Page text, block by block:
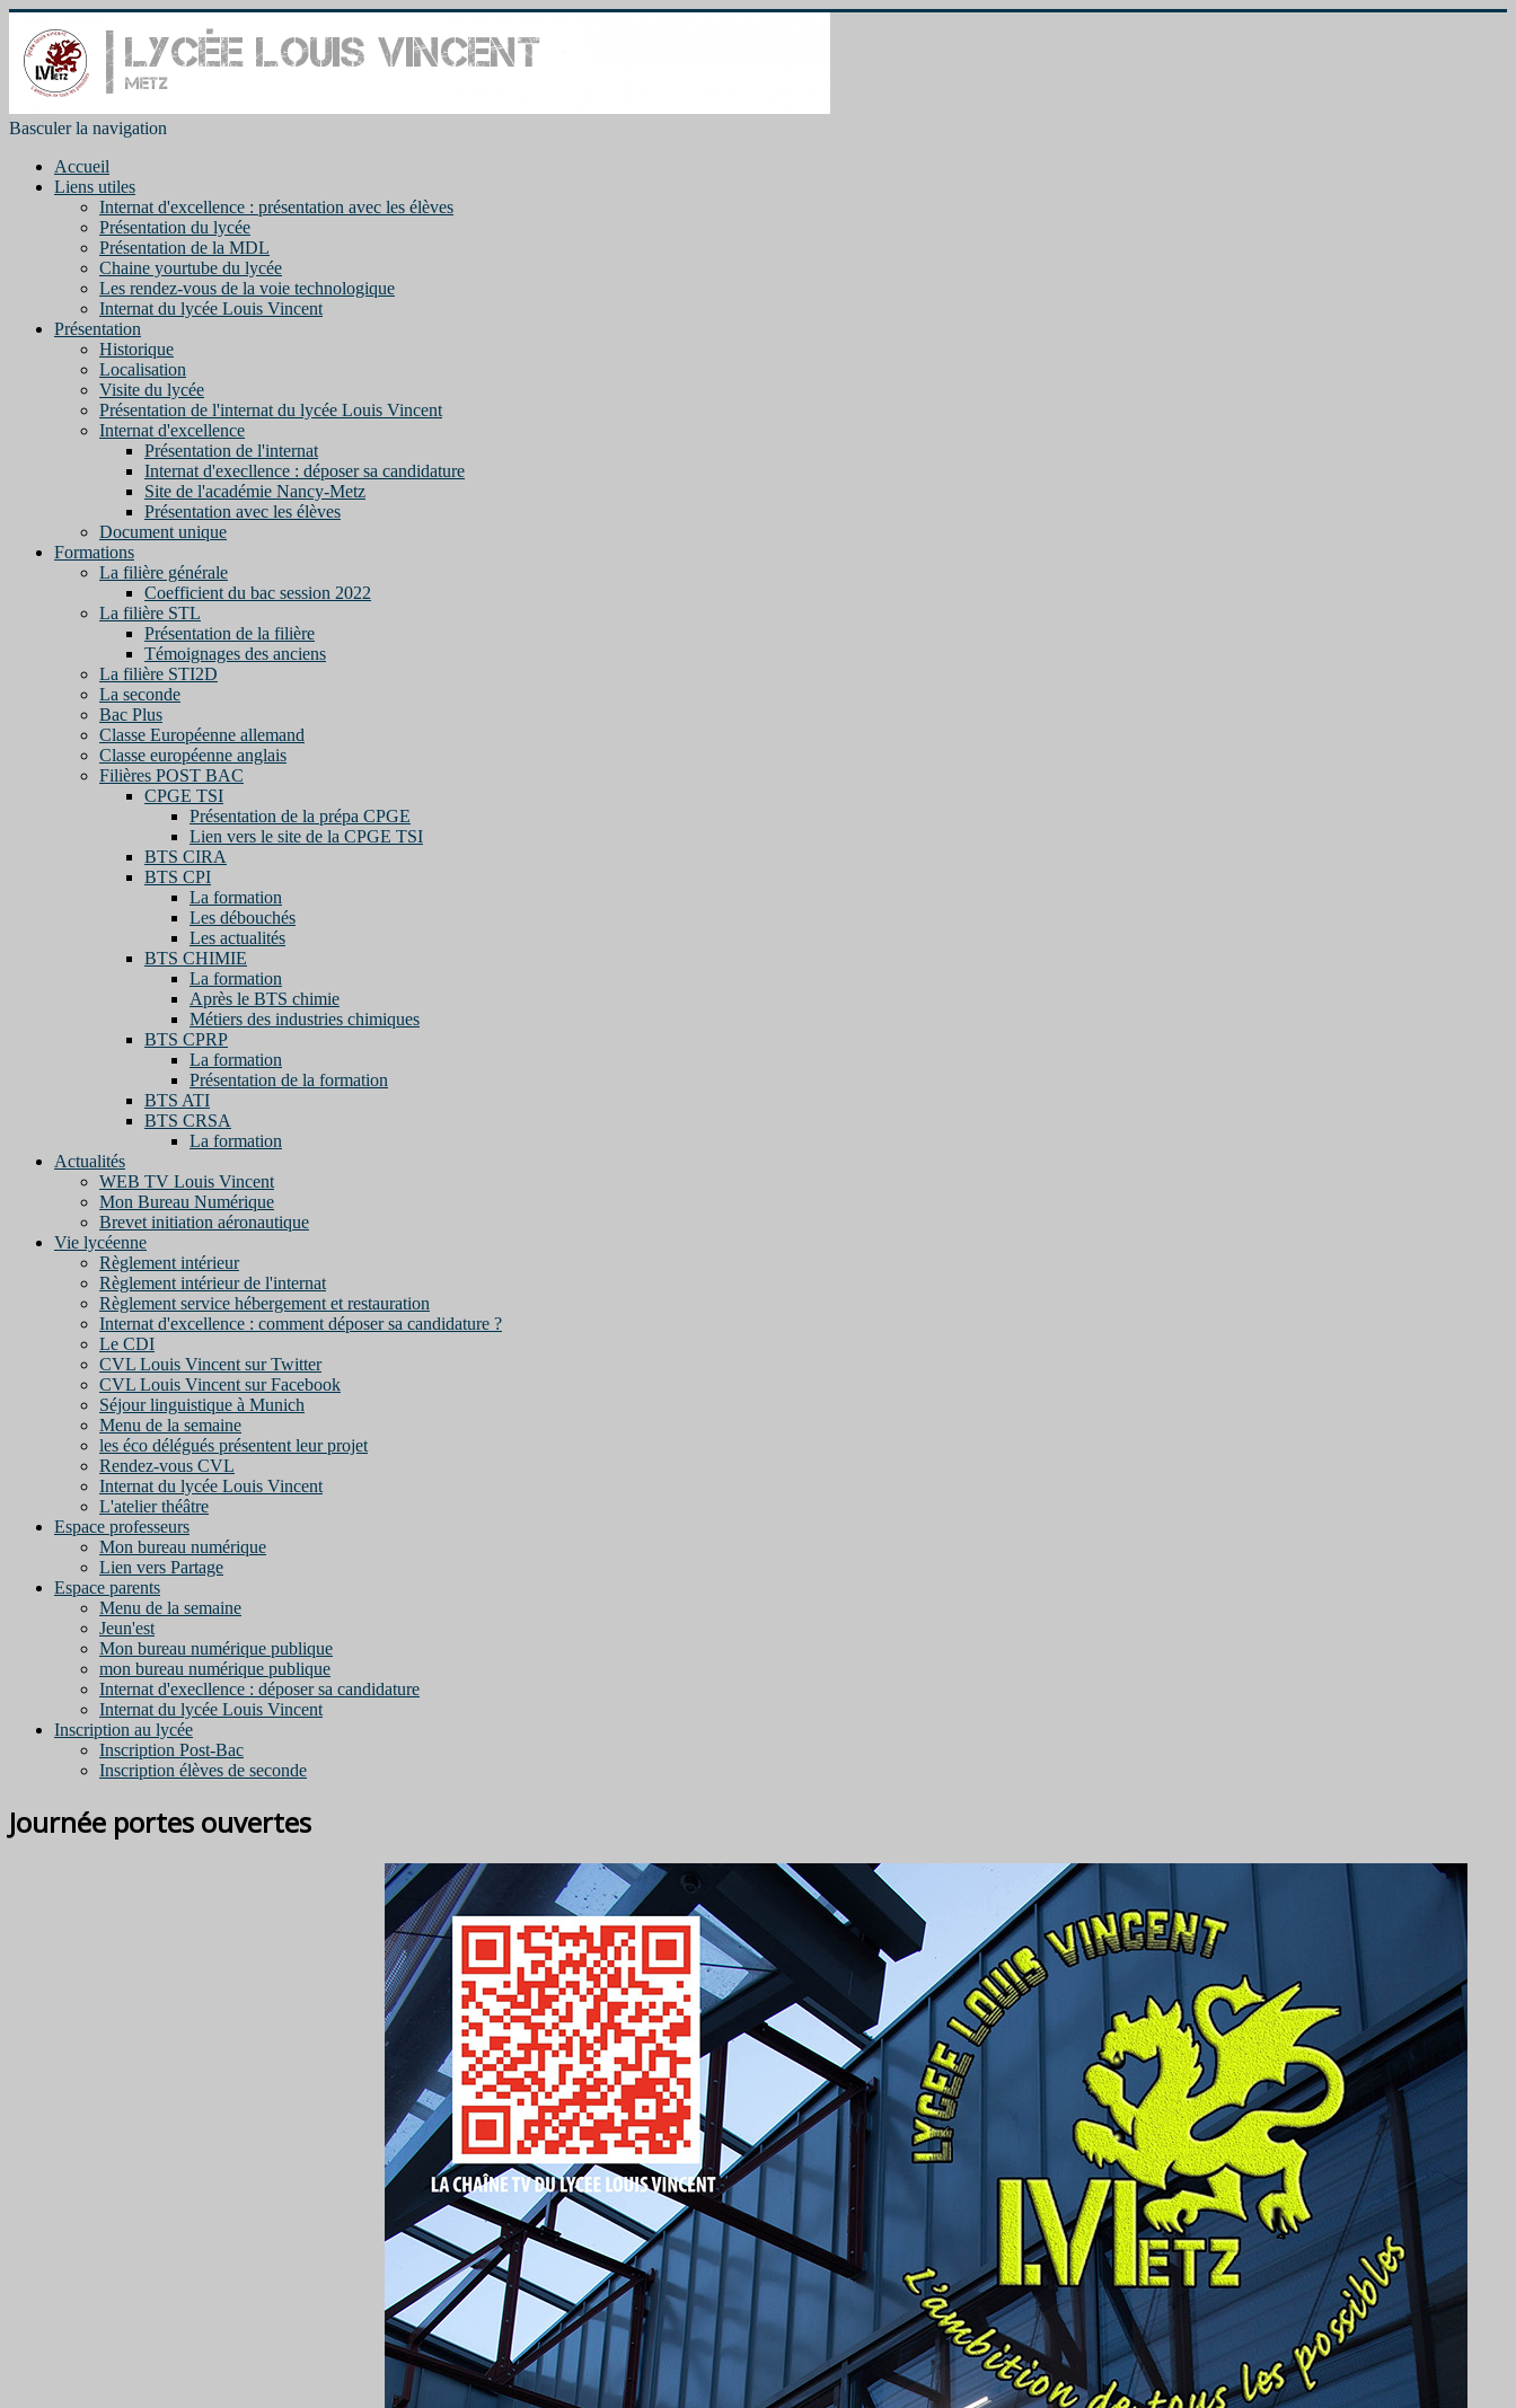
Basculer la navigation
Accueil
Liens utiles
Internat d'excellence : présentation avec les élèves
Présentation du lycée
Présentation de la MDL
Chaine yourtube du lycée
Les rendez-vous de la voie technologique
Internat du lycée Louis Vincent
Présentation
Historique
Localisation
Visite du lycée
Présentation de l'internat du lycée Louis Vincent
Internat d'excellence
Présentation de l'internat
Internat d'execllence : déposer sa candidature
Site de l'académie Nancy-Metz
Présentation avec les élèves
Document unique
Formations
La filière générale
Coefficient du bac session 2022
La filière STL
Présentation de la filière
Témoignages des anciens
La filière STI2D
La seconde
Bac Plus
Classe Européenne allemand
Classe européenne anglais
Filières POST BAC
CPGE TSI
Présentation de la prépa CPGE
Lien vers le site de la CPGE TSI
BTS CIRA
BTS CPI
La formation
Les débouchés
Les actualités
BTS CHIMIE
La formation
Après le BTS chimie
Métiers des industries chimiques
BTS CPRP
La formation
Présentation de la formation
BTS ATI
BTS CRSA
La formation
Actualités
WEB TV Louis Vincent
Mon Bureau Numérique
Brevet initiation aéronautique
Vie lycéenne
Règlement intérieur
Règlement intérieur de l'internat
Règlement service hébergement et restauration
Internat d'excellence : comment déposer sa candidature ?
Le CDI
CVL Louis Vincent sur Twitter
CVL Louis Vincent sur Facebook
Séjour linguistique à Munich
Menu de la semaine
les éco délégués présentent leur projet
Rendez-vous CVL
Internat du lycée Louis Vincent
L'atelier théâtre
Espace professeurs
Mon bureau numérique
Lien vers Partage
Espace parents
Menu de la semaine
Jeun'est
Mon bureau numérique publique
mon bureau numérique publique
Internat d'execllence : déposer sa candidature
Internat du lycée Louis Vincent
Inscription au lycée
Inscription Post-Bac
Inscription élèves de seconde
Journée portes ouvertes